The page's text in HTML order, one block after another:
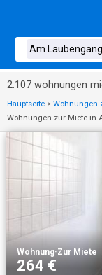
2.107 wohnungen
Hauptseite > Wohnungen
Wohnungen zur Miete in
Wohnung·Zur Miete
264 €